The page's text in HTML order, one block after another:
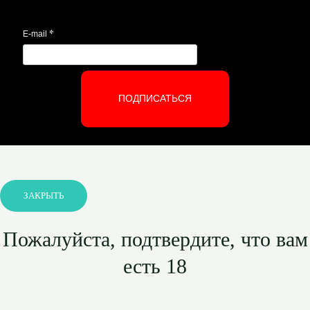
E-mail *
ПОДПИСАТЬСЯ
ЗАКРЫТЬ
Пожалуйста, подтвердите, что вам
есть 18